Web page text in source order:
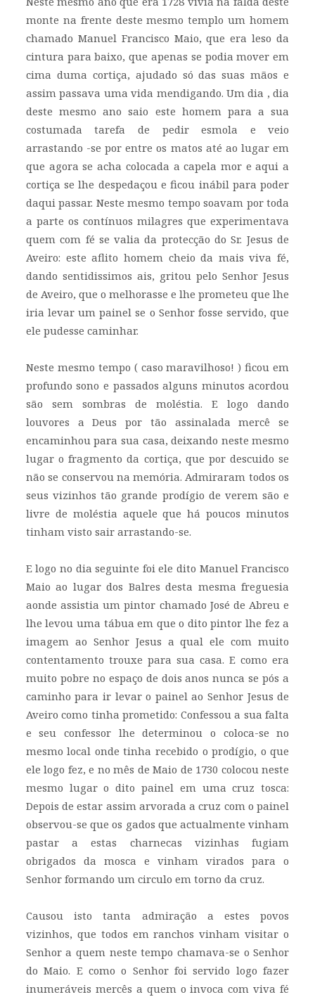
monte na frente deste mesmo templo um homem
chamado Manuel Francisco Maio, que era leso da
cintura para baixo, que apenas se podia mover em
cima duma cortiça, ajudado só das suas mãos e
assim passava uma vida mendigando. Um dia , dia
deste mesmo ano saio este homem para a sua
costumada tarefa de pedir esmola e veio
arrastando -se por entre os matos até ao lugar em
que agora se acha colocada a capela mor e aqui a
cortiça se lhe despedaçou e ficou inábil para poder
daqui passar. Neste mesmo tempo soavam por toda
a parte os contínuos milagres que experimentava
quem com fé se valia da protecção do Sr. Jesus de
Aveiro: este aflito homem cheio da mais viva fé,
dando sentidissimos ais, gritou pelo Senhor Jesus
de Aveiro, que o melhorasse e lhe prometeu que lhe
iria levar um painel se o Senhor fosse servido, que
ele pudesse caminhar.
Neste mesmo tempo ( caso maravilhoso! ) ficou em
profundo sono e passados alguns minutos acordou
são sem sombras de moléstia. E logo dando
louvores a Deus por tão assinalada mercê se
encaminhou para sua casa, deixando neste mesmo
lugar o fragmento da cortiça, que por descuido se
não se conservou na memória. Admiraram todos os
seus vizinhos tão grande prodígio de verem são e
livre de moléstia aquele que há poucos minutos
tinham visto sair arrastando-se.
E logo no dia seguinte foi ele dito Manuel Francisco
Maio ao lugar dos Balres desta mesma freguesia
aonde assistia um pintor chamado José de Abreu e
lhe levou uma tábua em que o dito pintor lhe fez a
imagem ao Senhor Jesus a qual ele com muito
contentamento trouxe para sua casa. E como era
muito pobre no espaço de dois anos nunca se pós a
caminho para ir levar o painel ao Senhor Jesus de
Aveiro como tinha prometido: Confessou a sua falta
e seu confessor lhe determinou o coloca-se no
mesmo local onde tinha recebido o prodígio, o que
ele logo fez, e no mês de Maio de 1730 colocou neste
mesmo lugar o dito painel em uma cruz tosca:
Depois de estar assim arvorada a cruz com o painel
observou-se que os gados que actualmente vinham
pastar a estas charnecas vizinhas fugiam
obrigados da mosca e vinham virados para o
Senhor formando um circulo em torno da cruz.
Causou isto tanta admiração a estes povos
vizinhos, que todos em ranchos vinham visitar o
Senhor a quem neste tempo chamava-se o Senhor
do Maio. E como o Senhor foi servido logo fazer
inumeráveis mercês a quem o invoca com viva fé